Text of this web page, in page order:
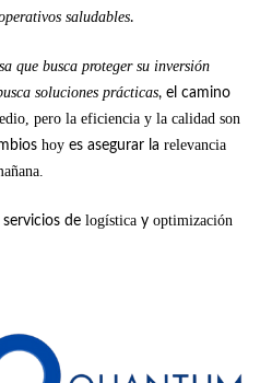
saludables.
que busca proteger su inversión
soluciones prácticas, el camino
pero la eficiencia y la calidad son
hoyes asegurar la relevancia
de logísticay optimización